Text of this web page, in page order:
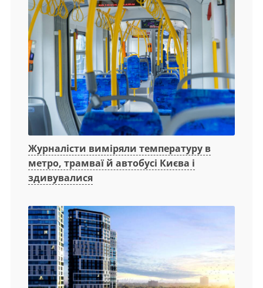
Журналісти виміряли температуру в
метро, трамваї й автобусі Києва і
здивувалися